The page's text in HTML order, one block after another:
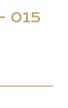
015